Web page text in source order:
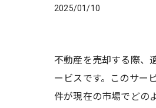
2025/01/10
不動産を売却する際、
ービスです。このサー
件が現在の市場でどの